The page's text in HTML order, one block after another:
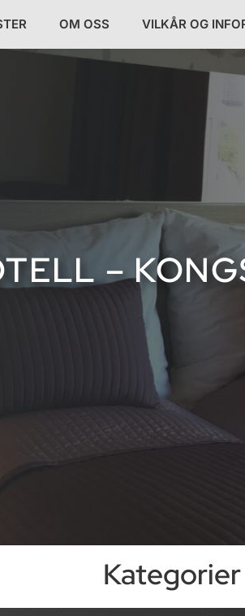
OM OSS VILKÅR OG
–
Kategorier